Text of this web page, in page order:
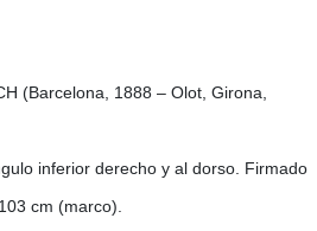
(Barcelona, 1888 – Olot, Girona,
inferior derecho y al dorso. Firmado
cm (marco).